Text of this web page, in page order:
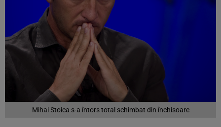
Mihai Stoica s-a întors total schimbat din închisoare